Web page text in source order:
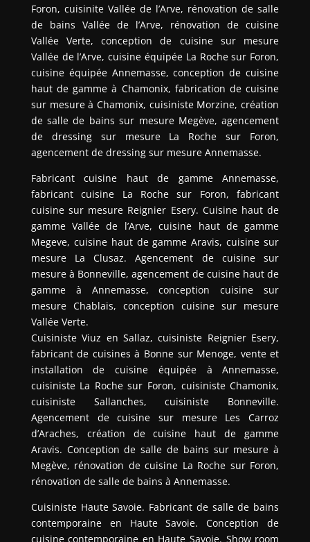
Foron, cuisinite Vallée de l’Arve, rénovation de salle
de bains Vallée de l’Arve, rénovation de cuisine
Vallée Verte, conception de cuisine sur mesure
Vallée de l’Arve, cuisine équipée La Roche sur Foron,
cuisine équipée Annemasse, conception de cuisine
haut de gamme à Chamonix, fabrication de cuisine
sur mesure à Chamonix, cuisiniste Morzine, création
de salle de bains sur mesure Megève, agencement
de dressing sur mesure La Roche sur Foron,
agencement de dressing sur mesure Annemasse.
Fabricant cuisine haut de gamme Annemasse,
fabricant cuisine La Roche sur Foron, fabricant
cuisine sur mesure Reignier Esery. Cuisine haut de
gamme Vallée de l’Arve, cuisine haut de gamme
Megeve, cuisine haut de gamme Aravis, cuisine sur
mesure La Clusaz. Agencement de cuisine sur
mesure à Bonneville, agencement de cuisine haut de
gamme à Annemasse, conception cuisine sur
mesure Chablais, conception cuisine sur mesure
Vallée Verte.
Cuisiniste Viuz en Sallaz, cuisiniste Reignier Esery,
fabricant de cuisines à Bonne sur Menoge, vente et
installation de cuisine équipée à Annemasse,
cuisiniste La Roche sur Foron, cuisiniste Chamonix,
cuisiniste Sallanches, cuisiniste Bonneville.
Agencement de cuisine sur mesure Les Carroz
d’Araches, création de cuisine haut de gamme
Aravis. Conception de salle de bains sur mesure à
Megève, rénovation de cuisine La Roche sur Foron,
rénovation de salle de bains à Annemasse.
Cuisiniste Haute Savoie. Fabricant de salle de bains
contemporaine en Haute Savoie. Conception de
cuisine contemporaine en Haute Savoie. Show room